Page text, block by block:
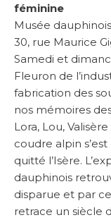
féminine
Musée dauphinois
30, rue Maurice
Samedi et
Fleuron de
fabrication des
nos mémoires
Lora, Lou,
coudre alpin
quitté l’Isère.
dauphinois
disparue et par
retrace un siècle